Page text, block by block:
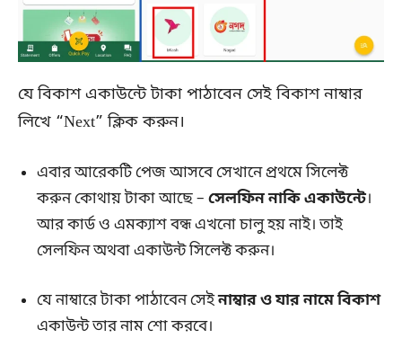
যে বিকাশ একাউন্টে টাকা পাঠাবেন সেই বিকাশ নাম্বার
লিখে “Next” ক্লিক করুন।
এবার আরেকটি পেজ আসবে সেখানে প্রথমে সিলেক্ট
করুন কোথায় টাকা আছে – সেলফিন নাকি একাউন্টে।
আর কার্ড ও এমক্যাশ বন্ধ এখনো চালু হয় নাই। তাই
সেলফিন অথবা একাউন্ট সিলেক্ট করুন।
যে নাম্বারে টাকা পাঠাবেন সেইনাম্বার ও যার নামে বিকাশ
একাউন্ট তার নাম শো করবে।